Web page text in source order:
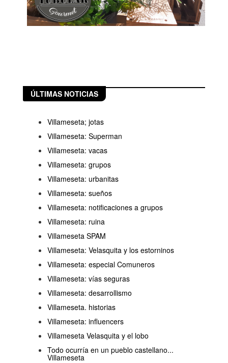
ÚLTIMAS NOTICIAS
Villameseta; jotas
Villameseta: Superman
Villameseta: vacas
Villameseta: grupos
Villameseta: urbanitas
Villameseta: sueños
Villameseta: notificaciones a grupos
Villameseta: ruina
Villameseta SPAM
Villameseta: Velasquita y los estorninos
Villameseta: especial Comuneros
Villameseta: vías seguras
Villameseta: desarrollismo
Villameseta. historias
Villameseta: influencers
Villameseta Velasquita y el lobo
Todo ocurría en un pueblo castellano...
Villameseta